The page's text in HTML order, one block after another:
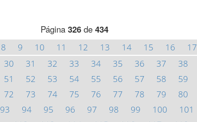
Página 326de 434
8 9 10 11 12 13 14 15 16 17
30 31 32 33 34 35 36 37 38
51 52 53 54 55 56 57 58 59
72 73 74 75 76 77 78 79 80
93 94 95 96 97 98 99 100 101